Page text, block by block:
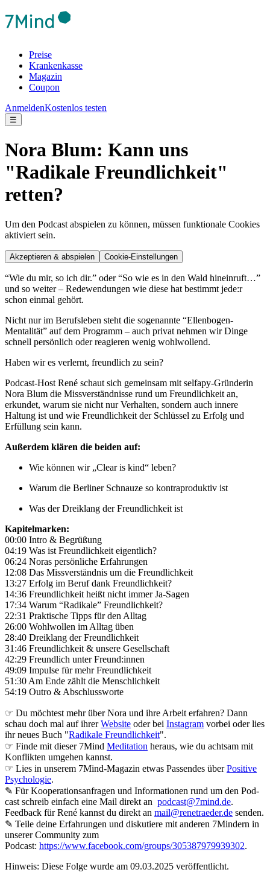
Preise
Krankenkasse
Magazin
Coupon
AnmeldenKostenlos testen
☰
Nora Blum: Kann uns
"Radikale Freundlichkeit"
retten?
Um den Podcast abspielen zu können, müssen funktionale Cookies
aktiviert sein.
Akzeptieren & abspielen Cookie-Einstellungen
“Wie du mir, so ich dir.” oder “So wie es in den Wald hineinruft…”
und so weiter – Redewendungen wie diese hat bestimmt jede:r
schon einmal gehört.
Nicht nur im Berufsleben steht die sogenannte “Ellenbogen-
Mentalität” auf dem Programm – auch privat nehmen wir Dinge
schnell persönlich oder reagieren wenig wohlwollend.
Haben wir es verlernt, freundlich zu sein?
Podcast-Host René schaut sich gemeinsam mit selfapy-Gründerin
Nora Blum die Missverständnisse rund um Freundlichkeit an,
erkundet, warum sie nicht nur Verhalten, sondern auch innere
Haltung ist und wie Freundlichkeit der Schlüssel zu Erfolg und
Erfüllung sein kann.
Außerdem klären die beiden auf:
Wie können wir „Clear is kind“ leben?
Warum die Berliner Schnauze so kontraproduktiv ist
Was der Dreiklang der Freundlichkeit ist
Kapitelmarken:
00:00 Intro & Begrüßung
04:19 Was ist Freundlichkeit eigentlich?
06:24 Noras persönliche Erfahrungen
12:08 Das Missverständnis um die Freundlichkeit
13:27 Erfolg im Beruf dank Freundlichkeit?
14:36 Freundlichkeit heißt nicht immer Ja-Sagen
17:34 Warum “Radikale” Freundlichkeit?
22:31 Praktische Tipps für den Alltag
26:00 Wohlwollen im Alltag üben
28:40 Dreiklang der Freundlichkeit
31:46 Freundlichkeit & unsere Gesellschaft
42:29 Freundlich unter Freund:innen
49:09 Impulse für mehr Freundlichkeit
51:30 Am Ende zählt die Menschlichkeit
54:19 Outro & Abschlussworte
☞ Du möchtest mehr über Nora und ihre Arbeit erfahren? Dann
schau doch mal auf ihrerWebsite oder bei Instagram vorbei oder lies
ihr neues Buch "Radikale Freundlichkeit".
☞ Finde mit dieser 7Mind Meditation heraus, wie du achtsam mit
Konflikten umgehen kannst.
☞ Lies in unserem 7Mind-Magazin etwas Passendes überPositive
Psychologie.
✎ Für Koope­ra­ti­ons­an­fra­gen und Infor­ma­tio­nen rund um den Pod­
cast schreib ein­fach eine Mail direkt an podcast@7mind.de.
Feedback für René kannst du direkt an mail@renetraeder.de senden.
✎ Teile deine Erfahrungen und diskutiere mit anderen 7Mindern in
unserer Community zum
Podcast: https://www.facebook.com/groups/305387979939302.
Hinweis: Diese Folge wurde am 09.03.2025 veröffentlicht.